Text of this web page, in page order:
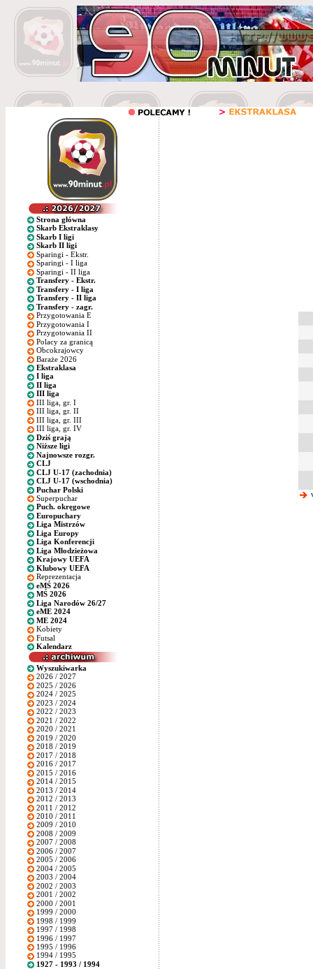
Strona główna
Skarb Ekstraklasy
Skarb I ligi
Skarb II ligi
Sparingi - Ekstr.
Sparingi - I liga
Sparingi - II liga
Transfery - Ekstr.
Transfery - I liga
Transfery - II liga
Transfery - zagr.
Przygotowania E
Przygotowania I
Przygotowania II
Polacy za granicą
Obcokrajowcy
Baraże 2026
Ekstraklasa
I liga
II liga
III liga
III liga, gr. I
III liga, gr. II
III liga, gr. III
III liga, gr. IV
Dziś grają
Niższe ligi
Najnowsze rozgr.
CLJ
CLJ U-17 (zachodnia)
CLJ U-17 (wschodnia)
Puchar Polski
Superpuchar
Puch. okręgowe
Europuchary
Liga Mistrzów
Liga Europy
Liga Konferencji
Liga Młodzieżowa
Krajowy UEFA
Klubowy UEFA
Reprezentacja
eMŚ 2026
MŚ 2026
Liga Narodów 26/27
eME 2024
ME 2024
Kobiety
Futsal
Kalendarz
Wyszukiwarka
2026 / 2027
2025 / 2026
2024 / 2025
2023 / 2024
2022 / 2023
2021 / 2022
2020 / 2021
2019 / 2020
2018 / 2019
2017 / 2018
2016 / 2017
2015 / 2016
2014 / 2015
2013 / 2014
2012 / 2013
2011 / 2012
2010 / 2011
2009 / 2010
2008 / 2009
2007 / 2008
2006 / 2007
2005 / 2006
2004 / 2005
2003 / 2004
2002 / 2003
2001 / 2002
2000 / 2001
1999 / 2000
1998 / 1999
1997 / 1998
1996 / 1997
1995 / 1996
1994 / 1995
1927 - 1993 / 1994